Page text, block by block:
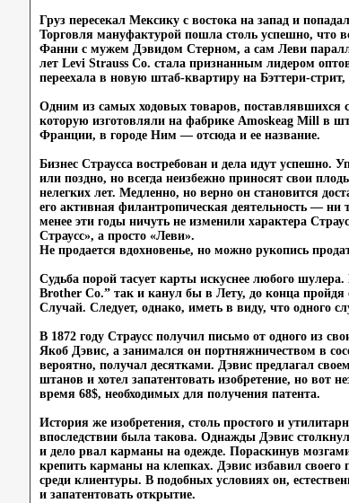
Груз пересекал Мексику с востока на запад и
Торговля мануфактурой пошла столь успешно, что
Фанни с мужем Дэвидом Стерном, а сам Леви
лет Levi Strauss Co. стала признанным лидером
переехала в новую штаб-квартиру на Бэттери-
Одним из самых ходовых товаров,
которую изготовляли на фабрике Amoskeag Mill в
Франции, в городе Ним — отсюда и ее название.
Бизнес Страусса востребован и дела идут успешно.
или поздно, но всегда неизбежно приносят свои
нелегких лет. Медленно, но верно он становится
его активная филантропическая деятельность — ни
менее эти годы ничуть не изменили характера
Страусс», а просто «Леви».
Не продается вдохновенье, но можно рукопись
Судьба порой тасует карты искуснее любого
Brother Co.” так и канул бы в Лету, до конца пройдя
Случай. Следует, однако, иметь в виду, что одного
В 1872 году Страусс получил письмо от одного из
Якоб Дэвис, а занимался он портняжничеством в
вероятно, получал десятками. Дэвис предлагал
штанов и хотел запатентовать изобретение, но вот
время 68$, необходимых для получения патента.
История же изобретения, столь простого и
впоследствии была такова. Однажды Дэвис
и дело рвал карманы на одежде. Пораскинув
крепить карманы на клепках. Дэвис избавил своего
среди клиентуры. В подобных условиях он,
и запатентовать открытие.